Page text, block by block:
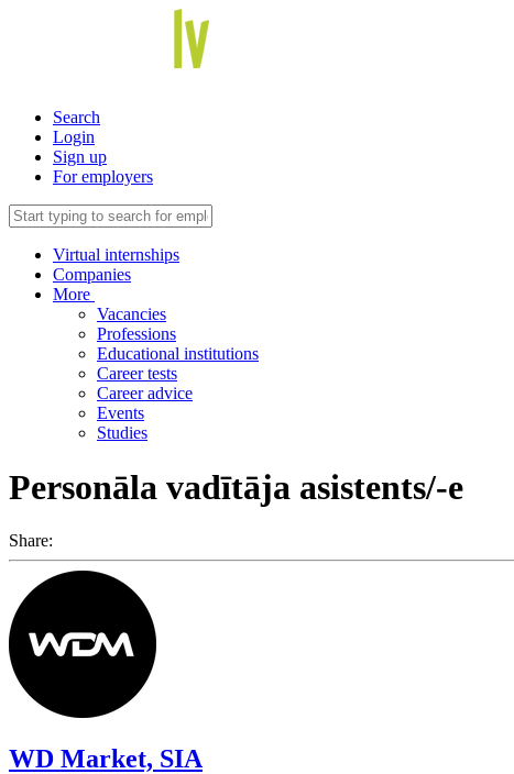
Search
Login
Sign up
For employers
Virtual internships
Companies
More
Vacancies
Professions
Educational institutions
Career tests
Career advice
Events
Studies
Personāla vadītāja asistents/-e
Share:
WD Market, SIA